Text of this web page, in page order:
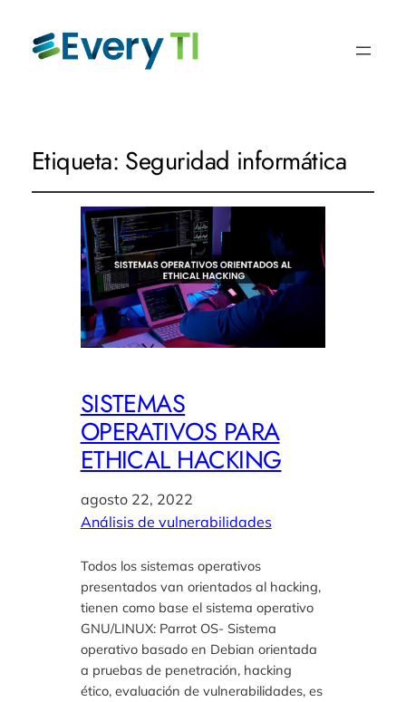
Etiqueta: Seguridad informática
SISTEMAS
OPERATIVOS PARA
ETHICAL HACKING
agosto 22, 2022
Análisis de vulnerabilidades
Todos los sistemas operativos
presentados van orientados al hacking,
tienen como base el sistema operativo
GNU/LINUX: Parrot OS- Sistema
operativo basado en Debian orientada
a pruebas de penetración, hacking
ético, evaluación de vulnerabilidades, es